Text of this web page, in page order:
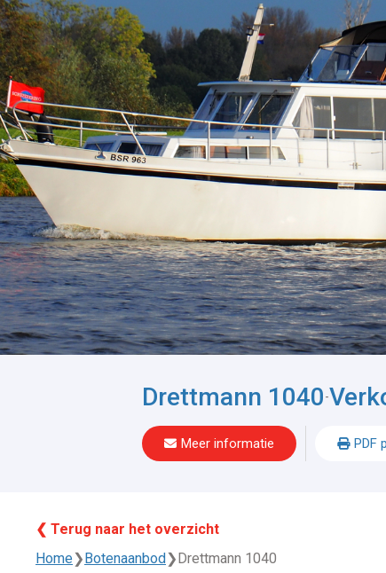
Drettmann 1040-
Meer informatie PDF
❮ Terug naar het overzicht
Home❯Botenaanbod❯Drettmann 1040